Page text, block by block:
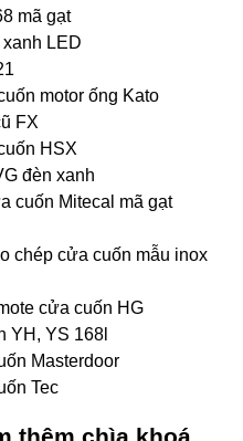
mã gạt
LED
motor ống Kato
FX
HSX
đèn xanh
cuốn Mitecal mã gạt
chép cửa cuốn mẫu inox
cửa cuốn HG
YH, YS 168l
Masterdoor
Tec